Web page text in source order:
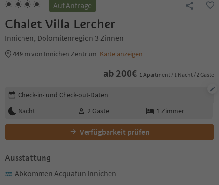
Auf Anfrage
Chalet Villa Lercher
Innichen, Dolomitenregion 3 Zinnen
449 mvon Innichen Zentrum Karte anzeigen
ab 200€ 1 Apartment / 1 Nacht / 2 Gäste
Buchungsdetails bearbeiten
Check-in- und Check-out-Daten
Nacht
2 Gäste 1 Zimmer
Verfügbarkeit prüfen
Ausstattung
Abkommen Acquafun Innichen